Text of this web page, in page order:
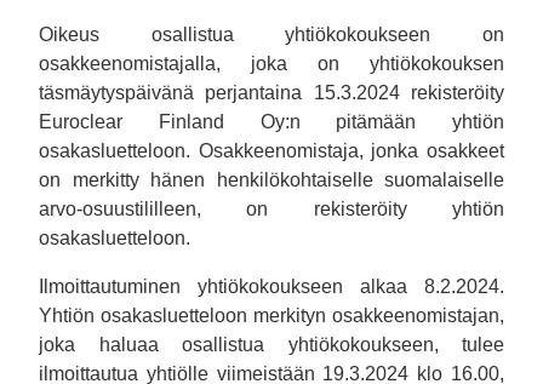
Oikeus osallistua yhtiökokoukseen on
osakkeenomistajalla, joka on yhtiökokouksen
täsmäytyspäivänä perjantaina 15.3.2024 rekisteröity
Euroclear Finland Oy:n pitämään yhtiön
osakasluetteloon. Osakkeenomistaja, jonka osakkeet
on merkitty hänen henkilökohtaiselle suomalaiselle
arvo-osuustililleen, on rekisteröity yhtiön
osakasluetteloon.
Ilmoittautuminen yhtiökokoukseen alkaa 8.2.2024.
Yhtiön osakasluetteloon merkityn osakkeenomistajan,
joka haluaa osallistua yhtiökokoukseen, tulee
ilmoittautua yhtiölle viimeistään 19.3.2024 klo 16.00,